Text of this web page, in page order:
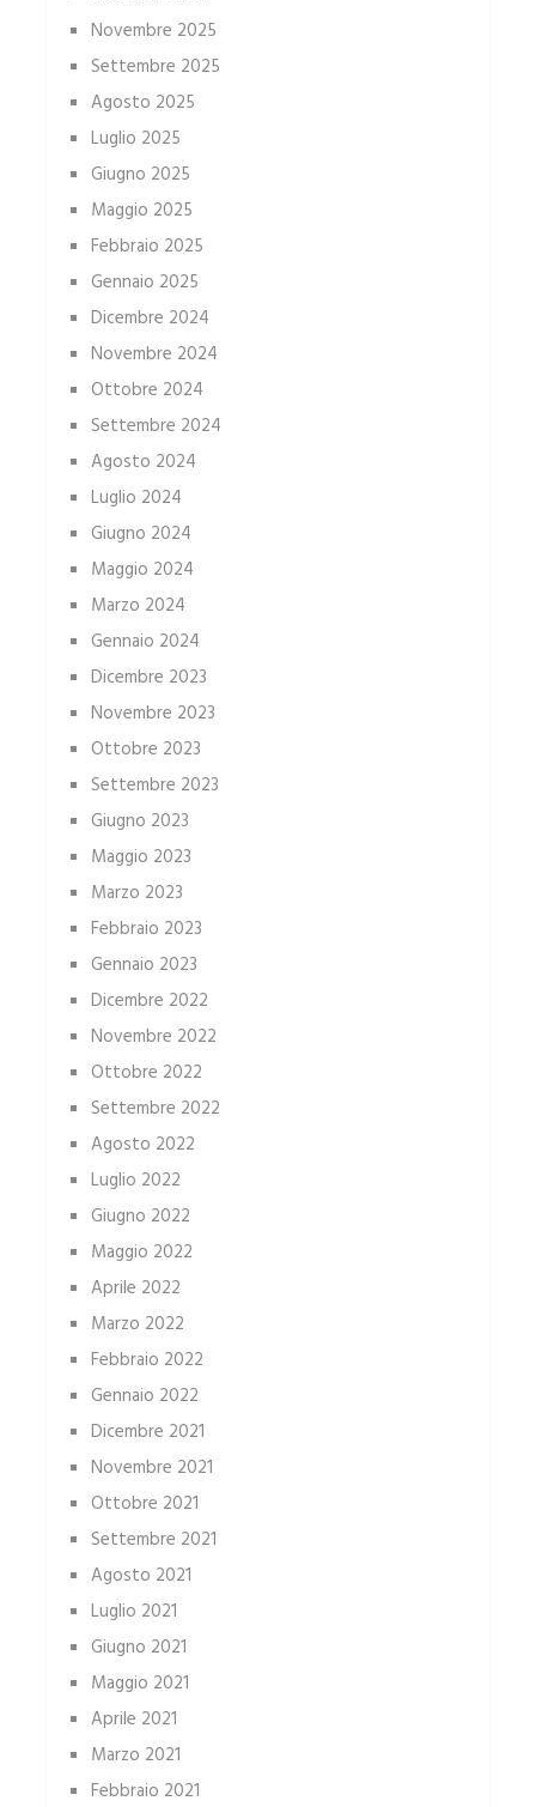
Novembre 2025
Settembre 2025
Agosto 2025
Luglio 2025
Giugno 2025
Maggio 2025
Febbraio 2025
Gennaio 2025
Dicembre 2024
Novembre 2024
Ottobre 2024
Settembre 2024
Agosto 2024
Luglio 2024
Giugno 2024
Maggio 2024
Marzo 2024
Gennaio 2024
Dicembre 2023
Novembre 2023
Ottobre 2023
Settembre 2023
Giugno 2023
Maggio 2023
Marzo 2023
Febbraio 2023
Gennaio 2023
Dicembre 2022
Novembre 2022
Ottobre 2022
Settembre 2022
Agosto 2022
Luglio 2022
Giugno 2022
Maggio 2022
Aprile 2022
Marzo 2022
Febbraio 2022
Gennaio 2022
Dicembre 2021
Novembre 2021
Ottobre 2021
Settembre 2021
Agosto 2021
Luglio 2021
Giugno 2021
Maggio 2021
Aprile 2021
Marzo 2021
Febbraio 2021